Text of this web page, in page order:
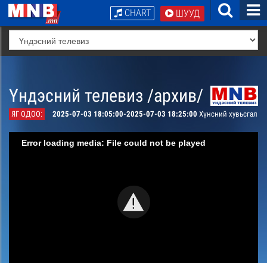
ШУУД
CHART
Үндэсний телевиз /архив/
ЯГ ОДОО: 2025-07-03 18:05:00-2025-07-03 18:25:00 Хүнсний хувьсгал
Error loading media: File could not be played